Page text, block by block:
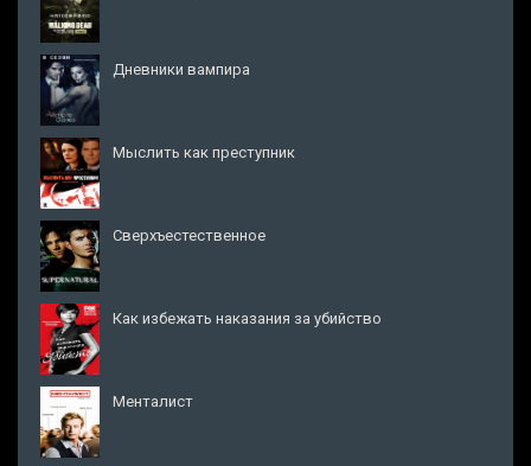
Дневники вампира
Мыслить как преступник
Сверхъестественное
Как избежать наказания за убийство
Менталист